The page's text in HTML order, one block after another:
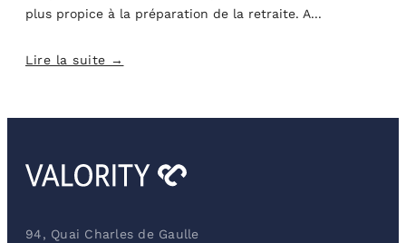
plus propice à la préparation de la retraite. A
Lire la suite →
94, Quai Charles de Gaulle